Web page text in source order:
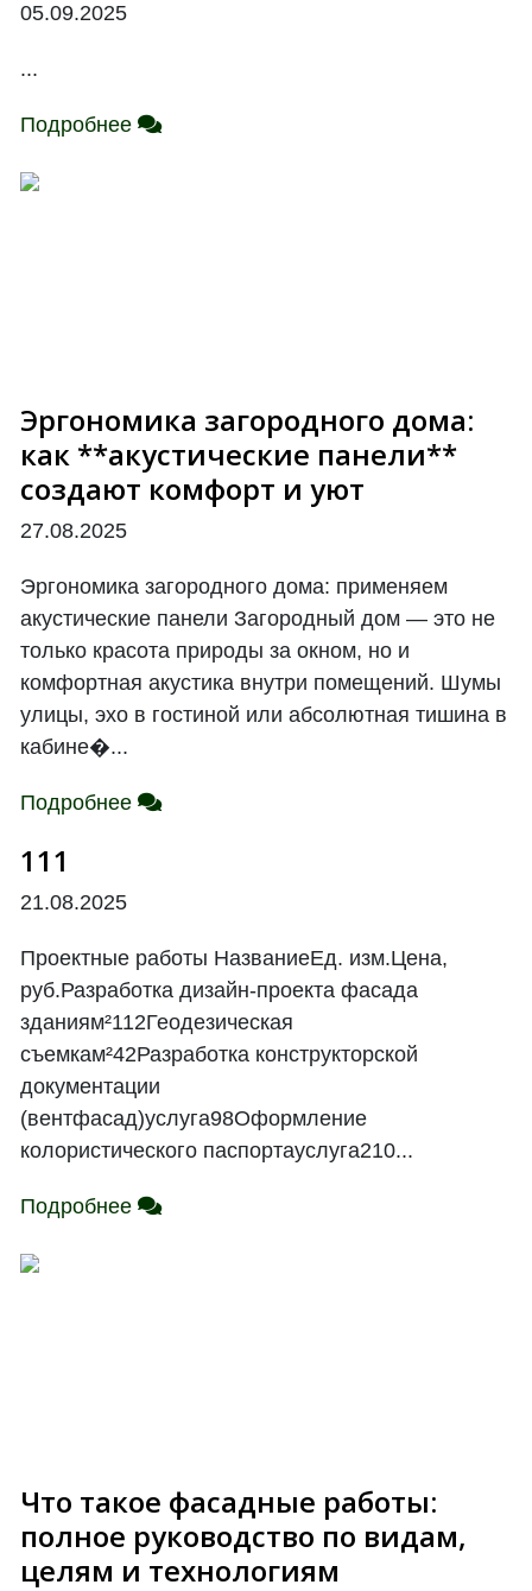
05.09.2025
...
Подробнее
Эргономика загородного дома:
как **акустические панели**
создают комфорт и уют
27.08.2025
Эргономика загородного дома: применяем
акустические панели Загородный дом — это не
только красота природы за окном, но и
комфортная акустика внутри помещений. Шумы
улицы, эхо в гостиной или абсолютная тишина в
кабине�...
Подробнее
111
21.08.2025
Проектные работы НазваниеЕд. изм.Цена,
руб.Разработка дизайн-проекта фасада
зданиям²112Геодезическая
съемкам²42Разработка конструкторской
документации
(вентфасад)услуга98Оформление
колористического паспортауслуга210...
Подробнее
Что такое фасадные работы:
полное руководство по видам,
целям и технологиям